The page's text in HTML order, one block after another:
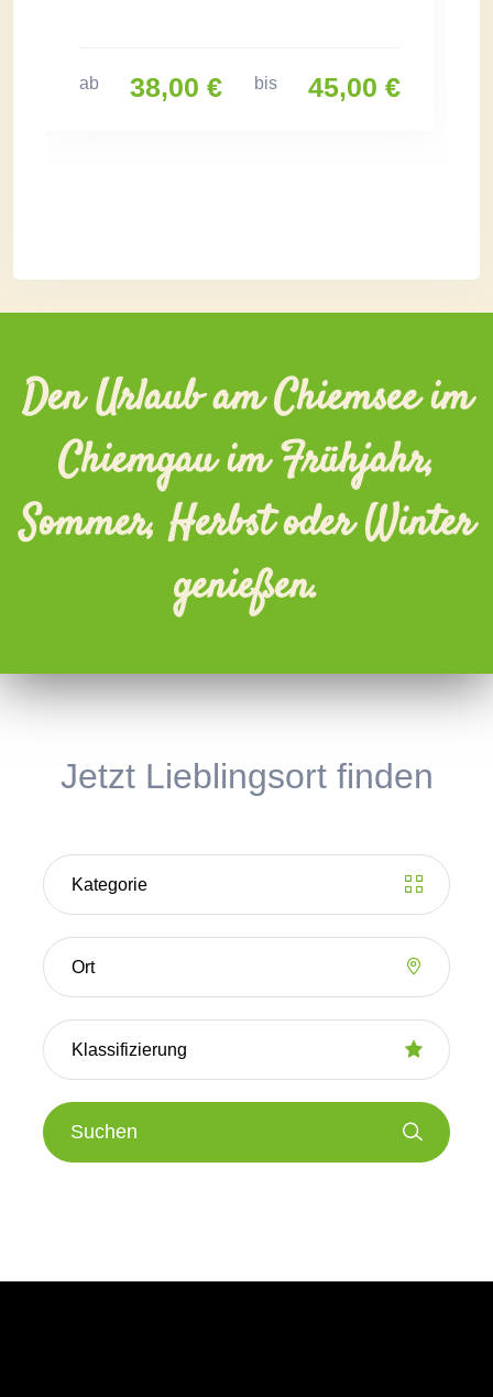
ab 38,00 € bis 45,00 €
Den Urlaub am Chiemsee im
Chiemgau im Frühjahr,
Sommer, Herbst oder Winter
genießen.
Jetzt Lieblingsort finden
Suchen